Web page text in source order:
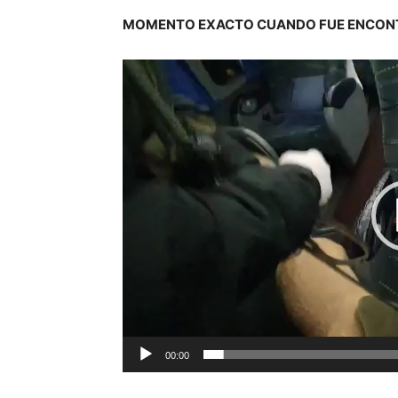
MOMENTO EXACTO CUANDO FUE
Reproductor
00:00